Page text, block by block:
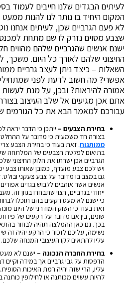
לעיתים הבגדים שלנו חייבים לעמוד
המקום היחיד בו נותר לנו להנות ממעט
לא פעם הגרביים שכן, לעיתים אנחנו
שצבע מסוים נזרק לו שם מתחת למכנס
ישנם אנשים שהגרביים שלהם מהווים
החיצוני שלהם לאורך כל היום. משכך,
השאלות – כיצד ניתן לעצב גרביים
אפשרי? מה חשוב לדעת לפני
אמורה להיראות? ובכן, על מנת לעשות
אתם אכן מגיעים אל שלב העיצוב
עבורכם למאמר הבא את כל הגורמים
בחירת הצבעים – ייתכן כי הדבר יראה
בצורה חד משמעית כי מדובר על
ממותגות. זאת בעוד כי בחירת הצבע
בתיאום לפלטת הצבעים של המלתחה
הגרביים אכן ישרתו את הלוק החיצוני
ויש לכם צבע מועדף, כמובן שאותו צבע
גם במצב בו מדובר על צבע צעקני
אנשים אשר אוהבים ללבוש בגדים אפורים
ייחודי בגרביים, רצוי שתבחרו בגוון זה.
כי ישנם לא מעט רקעים בהם תוכלו
זאת בעוד כי השוק המודרני של היום
שונים, בין אם מדובר על רקעים של
בכך. גם כאן ההמלצה תהיה לבחור
נשימה, עליכם לזכור כי הרקע יהיה זה
עליו להתאים לקו העיצובי המנחה שלכם.
בחירת החברה הנכונה – ישנם לא
הדפסות על גבי גרביים אך במידה
עליו, הרי שזה יהיה רמת האיכות הסופית.
להיות עשוים מכותנה או לחילופין